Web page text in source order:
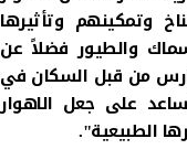
وتمكينهم وتأثيرها
والطيور فضلاً عن
من قبل السكان في
على جعل الاهوار
الطبيعية".